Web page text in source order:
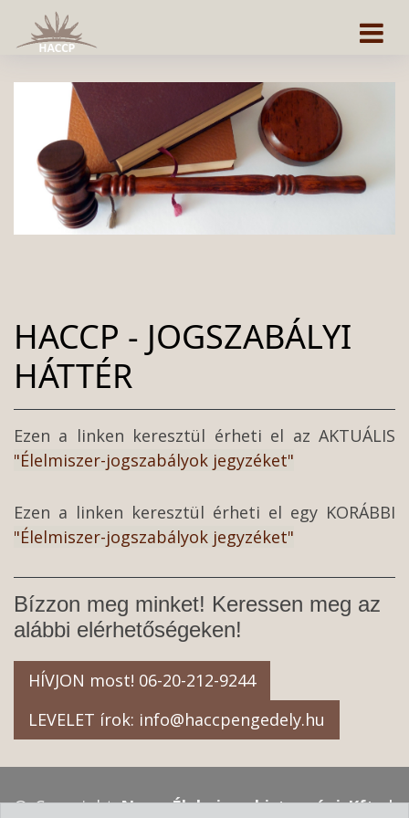
HACCP - JOGSZABÁLYI
HÁTTÉR
Ezen a linken keresztül érheti el az AKTUÁLIS
"Élelmiszer-jogszabályok jegyzéket"
Ezen a linken keresztül érheti el egy KORÁBBI
"Élelmiszer-jogszabályok jegyzéket"
Bízzon meg minket! Keressen meg az
alábbi elérhetőségeken!
HÍVJON most! 06-20-212-9244
LEVELET írok: info@haccpengedely.hu
© CopyrightNagy Élelmiszerbiztonsági Kft. |